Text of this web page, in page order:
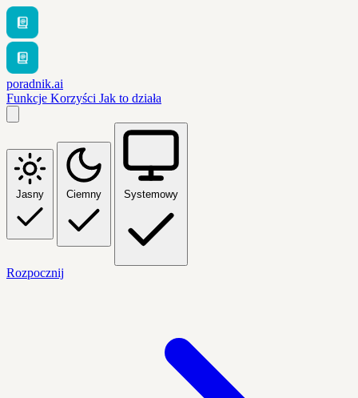
poradnik.ai
Funkcje Korzyści Jak to działa
Jasny Ciemny Systemowy
Rozpocznij